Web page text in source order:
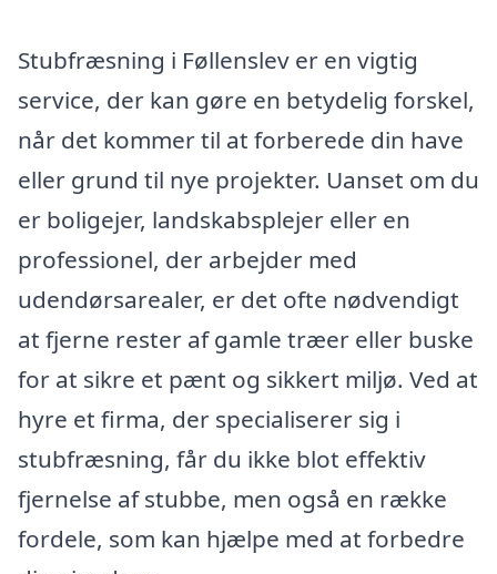
Stubfræsning i Føllenslev er en vigtig
service, der kan gøre en betydelig forskel,
når det kommer til at forberede din have
eller grund til nye projekter. Uanset om du
er boligejer, landskabsplejer eller en
professionel, der arbejder med
udendørsarealer, er det ofte nødvendigt
at fjerne rester af gamle træer eller buske
for at sikre et pænt og sikkert miljø. Ved at
hyre et firma, der specialiserer sig i
stubfræsning, får du ikke blot effektiv
fjernelse af stubbe, men også en række
fordele, som kan hjælpe med at forbedre